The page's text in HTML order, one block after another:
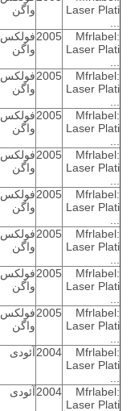
Laser Plati
...
واگن
Mfrlabel:
Laser Plati
...
2005فولکس
واگن
Mfrlabel:
Laser Plati
...
2005فولکس
واگن
Mfrlabel:
Laser Plati
...
2005فولکس
واگن
Mfrlabel:
Laser Plati
...
2005فولکس
واگن
Mfrlabel:
Laser Plati
...
2005فولکس
واگن
Mfrlabel:
Laser Plati
...
2005فولکس
واگن
Mfrlabel:
Laser Plati
...
2005فولکس
واگن
Mfrlabel:
Laser Plati
...
2005فولکس
واگن
Mfrlabel:
Laser Plati
...
2004آئودی
Mfrlabel:
Laser Plati
2004آئودی